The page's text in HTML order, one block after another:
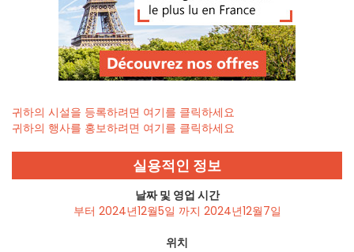
귀하의 시설을 등록하려면 여기를 클릭하세요
귀하의 행사를 홍보하려면 여기를 클릭하세요
실용적인 정보
날짜 및 영업 시간
부터 2024년12월5일 까지 2024년12월7일
위치